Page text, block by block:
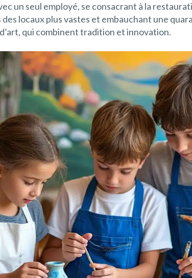
un seul employé, se consacrant à la
des locaux plus vastes et embauchant une
qui combinent tradition et innovation.